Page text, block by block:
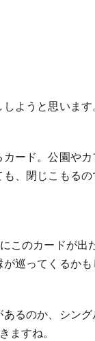
ようと思います
ード。公園や
、閉じこもる
このカードが出
巡ってくるかも
るのか、シン
すね。